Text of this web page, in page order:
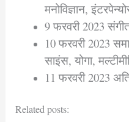
मनोविज्ञान,
9 फरवरी 2023
10 फरवरी 2023
साइंस, योगा,
11 फरवरी 2023
Related posts: